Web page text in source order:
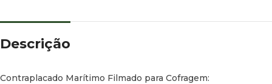
Descrição
Contraplacado Marítimo Filmado para Cofragem: